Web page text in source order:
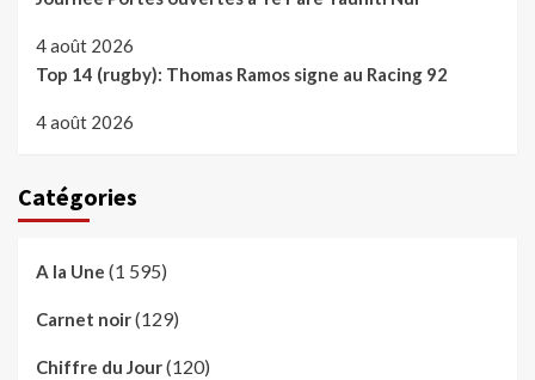
4 août 2026
Top 14 (rugby): Thomas Ramos signe au Racing 92
4 août 2026
Catégories
A la Une (1 595)
Carnet noir(129)
Chiffre du Jour(120)